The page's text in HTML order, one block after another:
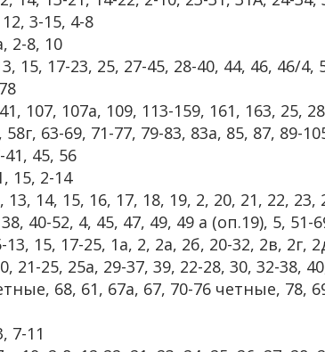
3-15, 4-8
2-8, 10
15, 17-23, 25, 27-45, 28-40, 44, 46, 46/4,
107, 107а, 109, 113-159, 161, 163, 25,
63-69, 71-77, 79-83, 83а, 85, 87, 89-
45, 56
15, 2-14
14, 15, 16, 17, 18, 19, 2, 20, 21, 22, 23,
40-52, 4, 45, 47, 49, 49 а (оп.19), 5, 51-
15, 17-25, 1а, 2, 2а, 2б, 20-32, 2в, 2г,
21-25, 25а, 29-37, 39, 22-28, 30, 32-38,
68, 61, 67а, 67, 70-76 четные, 78,
7-11